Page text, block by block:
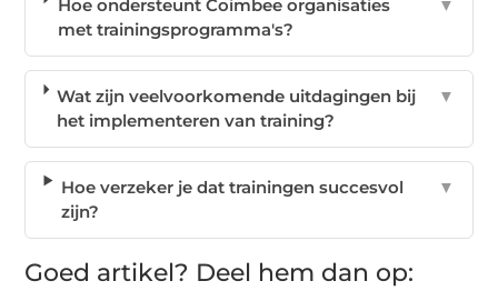
Hoe ondersteunt Coimbee organisaties
met trainingsprogramma's?
▼
Wat zijn veelvoorkomende uitdagingen bij
het implementeren van training?
▼
Hoe verzeker je dat trainingen succesvol
zijn?
▼
Goed artikel? Deel hem dan op: